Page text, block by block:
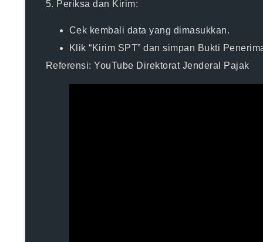
5. Periksa dan Kirim:
Cek kembali data yang dimasukkan.
Klik “Kirim SPT” dan simpan Bukti
Referensi:YouTube Direktorat Jenderal Pajak